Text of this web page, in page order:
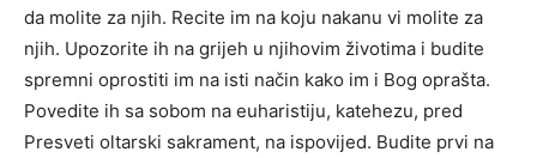
da molite za njih. Recite im na koju nakanu vi molite za
njih. Upozorite ih na grijeh u njihovim životima i budite
spremni oprostiti im na isti način kako im i Bog oprašta.
Povedite ih sa sobom na euharistiju, katehezu, pred
Presveti oltarski sakrament, na ispovijed. Budite prvi na